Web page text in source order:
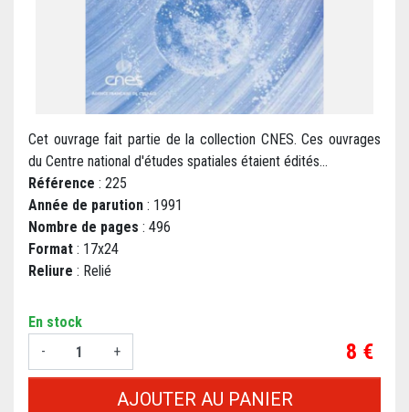
Cet ouvrage fait partie de la collection CNES. Ces ouvrages
du Centre national d'études spatiales étaient édités...
Référence : 225
Année de parution : 1991
Nombre de pages : 496
Format : 17x24
Reliure : Relié
En stock
-
+ Prix
8 €
AJOUTER AU PANIER